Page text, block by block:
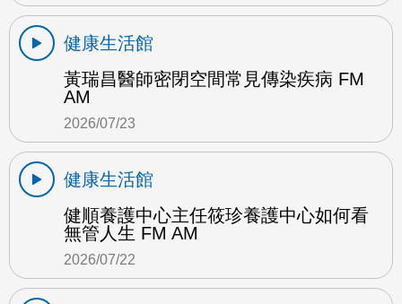
健康生活館
黃瑞昌醫師密閉空間常見傳染疾病 FM
AM
2026/07/23
健康生活館
健順養護中心主任筱珍養護中心如何看
無管人生 FM AM
2026/07/22